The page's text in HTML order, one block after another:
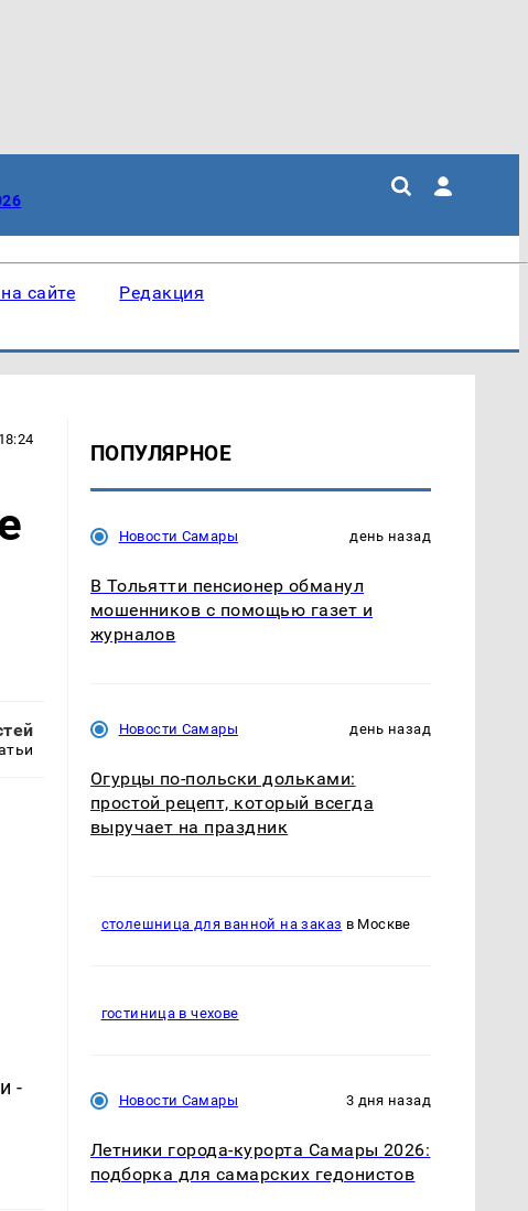
сайте Редакция
-
ПОПУЛЯРНОЕ
Новости Самары день назад
В Тольятти пенсионер обманул
мошенников с помощью газет и
журналов
Новости Самары день назад
Огурцы по‑польски дольками:
простой рецепт, который всегда
выручает на праздник
столешница для ванной на заказ в Москве
гостиница в чехове
Новости Самары 3 дня назад
Летники города-курорта Самары 2026:
подборка для самарских гедонистов